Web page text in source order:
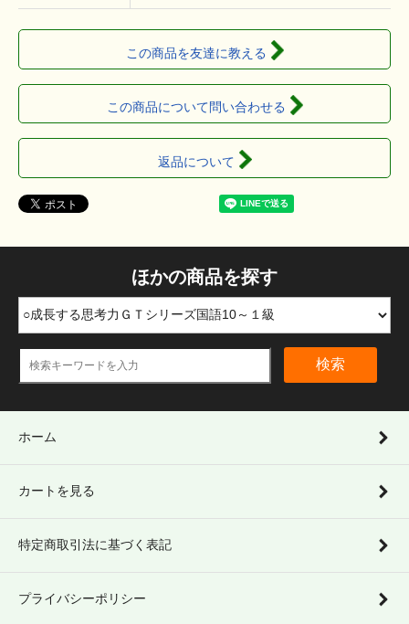
この商品を友達に教える
この商品について問い合わせる
返品について
ほかの商品を探す
検索
ホーム
カートを見る
特定商取引法に基づく表記
プライバシーポリシー